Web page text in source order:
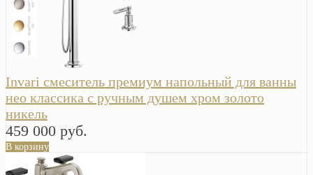
Invari смеситель премиум напольный для ванны
нео классика с ручным душем хром золото
никель
459 000 руб.
В корзину